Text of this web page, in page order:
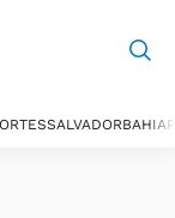
SALVADORBAHIA